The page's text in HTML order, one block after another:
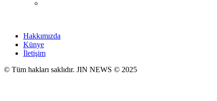
Hakkımızda
Künye
İletişim
© Tüm hakları saklıdır. JIN NEWS © 2025